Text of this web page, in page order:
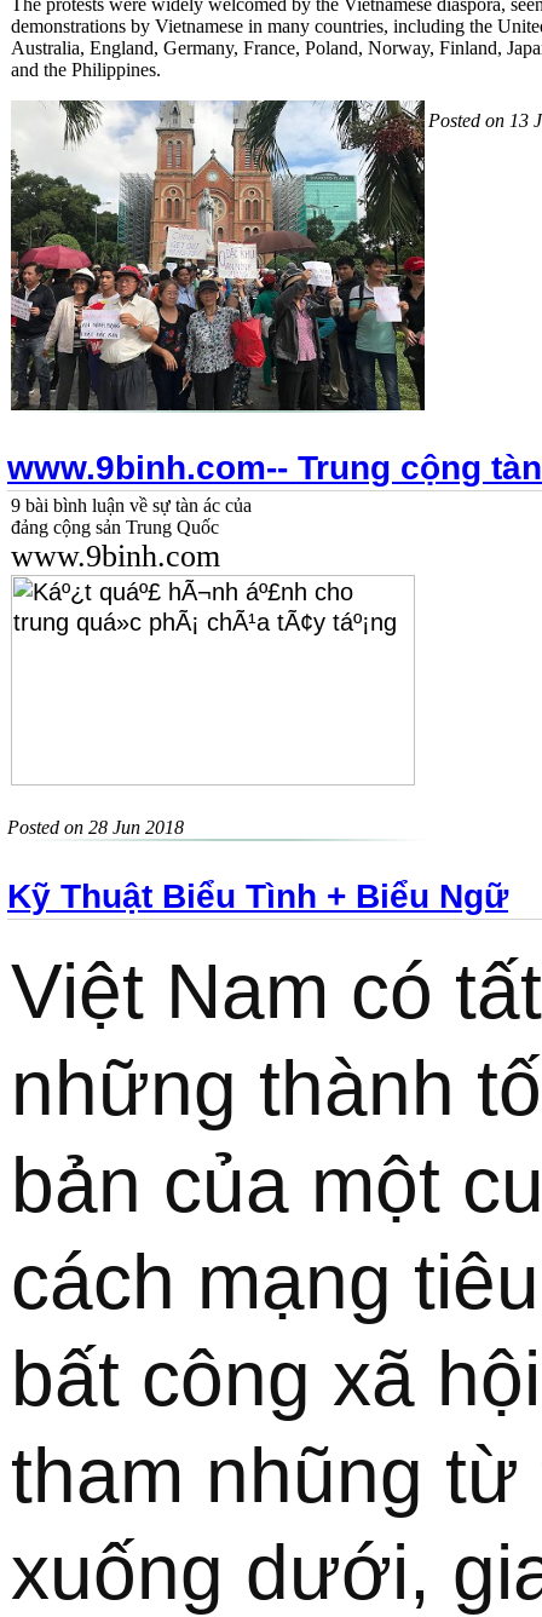
The protests were widely welcomed by the Vietnamese diaspora,
demonstrations by Vietnamese in many countries, including the
Australia, England, Germany, France, Poland, Norway, Finland,
and the Philippines.
Posted on 13
www.9binh.com-- Trung cộng
9 bài bình luận về sự tàn ác của
đảng cộng sản Trung Quốc
www.9binh.com
Posted on 28 Jun 2018
Kỹ Thuật Biểu Tình + Biểu Ngữ
Việt Nam có
những thành
bản của một
cách mạng
bất công xã
tham nhũng từ
xuống dưới,